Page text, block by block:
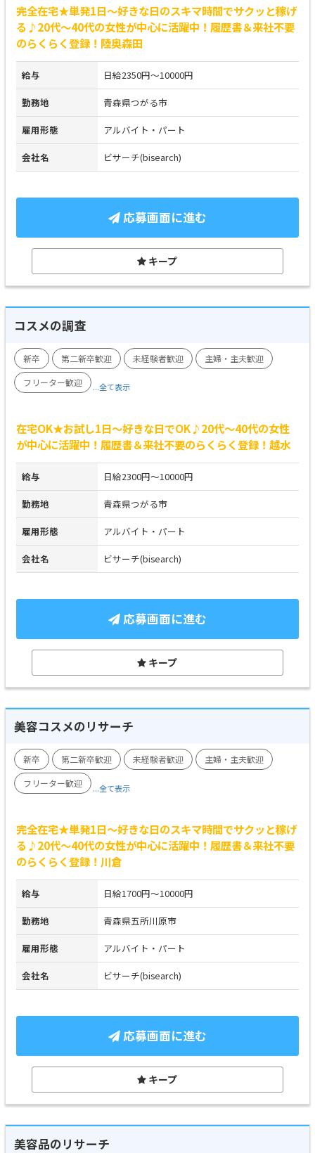
完全在宅★単発1日～好きな日のスキマ時間でサクッと稼げ
る♪20代～40代の女性が中心に活躍中！履歴書＆来社不要
のらくらく登録！陸奥森田
給与 日給2350円～10000円
勤務地 青森県つがる市
雇用形態 アルバイト・パート
会社名 ビサーチ(bisearch)
応募画面に進む
キープ
コスメの調査
新卒 第二新卒歓迎 未経験者歓迎
主婦・主夫歓迎
フリーター歓迎
...全て表示
在宅OK★お試し1日～好きな日でOK♪20代～40代の女性
が中心に活躍中！履歴書＆来社不要のらくらく登録！越水
給与 日給2300円～10000円
勤務地 青森県つがる市
雇用形態 アルバイト・パート
会社名 ビサーチ(bisearch)
応募画面に進む
キープ
美容コスメのリサーチ
新卒 第二新卒歓迎 未経験者歓迎
主婦・主夫歓迎
フリーター歓迎
...全て表示
完全在宅★単発1日～好きな日のスキマ時間でサクッと稼げ
る♪20代～40代の女性が中心に活躍中！履歴書＆来社不要
のらくらく登録！川倉
給与 日給1700円～10000円
勤務地 青森県五所川原市
雇用形態 アルバイト・パート
会社名 ビサーチ(bisearch)
応募画面に進む
キープ
美容品のリサーチ